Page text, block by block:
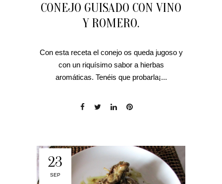
CONEJO GUISADO CON VINO
Y ROMERO.
Con esta receta el conejo os queda jugoso y
con un riquísimo sabor a hierbas
aromáticas. Tenéis que probarla¡...
23
SEP